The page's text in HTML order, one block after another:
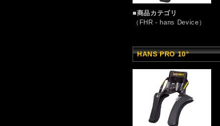
■商品カテゴリ
（FHR - hans Device）
HANS PRO 10°